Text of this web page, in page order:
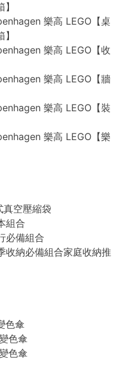
樂高 LEGO【桌
樂高 LEGO【收
樂高 LEGO【牆
樂高 LEGO【裝
樂高 LEGO【樂
空壓縮袋
組合
必備組合
收納必備組合家庭收納推
色傘
色傘
色傘